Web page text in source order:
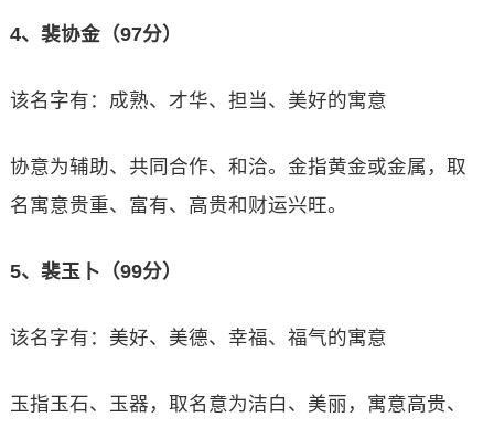
4、裴协金（97分）
该名字有：成熟、才华、担当、美好的寓意
协意为辅助、共同合作、和洽。金指黄金或金属，取
名寓意贵重、富有、高贵和财运兴旺。
5、裴玉卜（99分）
该名字有：美好、美德、幸福、福气的寓意
玉指玉石、玉器，取名意为洁白、美丽，寓意高贵、